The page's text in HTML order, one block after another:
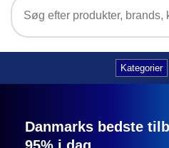
Kategorier
Danmarks bedste
95% i dag